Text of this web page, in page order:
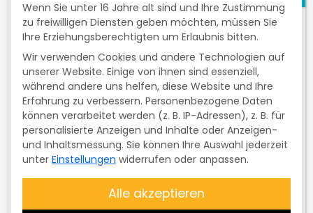
Jetzt Wallbox-
Termin
vereinbaren
Sie planen eine Wallbox zu kaufen? Wir beraten
Sie dazu gerne kostenlos und unverbindlich.
Heute fanden im Netzgebiert der
Überlandzentrale Wörth/I.-Altheim Netz
AGnochmalsgesetzlich vorgeschriebene
und unangekündigteTestschaltungen
der Funkrundsteuerempfänger (FRE) statt.
Davon betroffen waren nur
Erzeugungsanlagen mit einer Größe
über 25 kWp bis 99,99 kWp. Diese
Testschaltung istnicht
entschädigungsfähig . Die Anlagen
wurden zum Abschluss des Testes wieder
100 % geregelt. Bitte überprüfen Sie,
ob IhreAnlage Energie produziert.
Wenn Sie unter 16 Jahre alt sind und Ihre Zustimmung
zu freiwilligen Diensten geben möchten, müssen Sie
Ihre Erziehungsberechtigten um Erlaubnis bitten.
Wir verwenden Cookies und andere Technologien auf
unserer Website. Einige von ihnen sind essenziell,
während andere uns helfen, diese Website und Ihre
Erfahrung zu verbessern. Personenbezogene Daten
können verarbeitet werden (z. B. IP-Adressen), z. B. für
personalisierte Anzeigen und Inhalte oder Anzeigen-
und Inhaltsmessung. Sie können Ihre Auswahl jederzeit
unter Einstellungen widerrufen oder anpassen.
Alle akzeptieren